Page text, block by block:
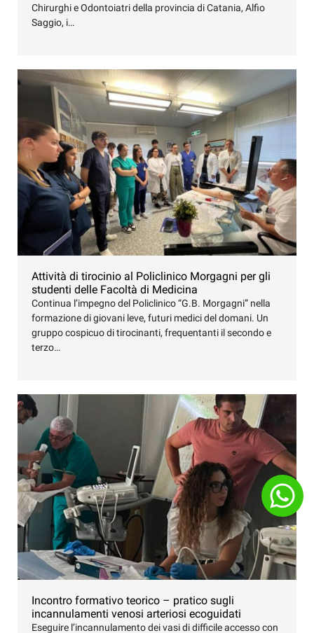
Chirurghi e Odontoiatri della provincia di Catania, Alfio
Saggio, i…
Attività di tirocinio al Policlinico Morgagni per gli
studenti delle Facoltà di Medicina
Continua l’impegno del Policlinico “G.B. Morgagni” nella
formazione di giovani leve, futuri medici del domani. Un
gruppo cospicuo di tirocinanti, frequentanti il secondo e
terzo…
Incontro formativo teorico – pratico sugli
incannulamenti venosi arteriosi ecoguidati
Eseguire l’incannulamento dei vasi di difficile accesso con